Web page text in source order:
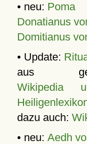
• neu: Poma
Donatianus
Domitianus
• Update:
aus
Wikipedia
dazu auch:
• neu: Aedh